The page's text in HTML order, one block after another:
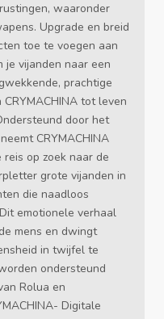
waaronder
Upgrade en breid
toe te voegen aan
je vijanden naar een
prachtige
tot leven
door het
CRYMACHINA
op zoek naar de
grote vijanden in
die naadloos
emotionele verhaal
mens en dwingt
in twijfel te
ondersteund
Rolua en
Digitale